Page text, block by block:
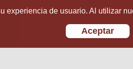
experiencia de usuario. Al utilizar
Aceptar